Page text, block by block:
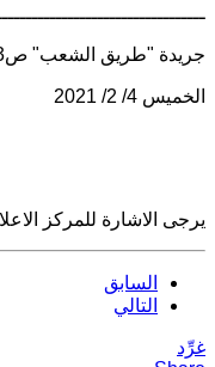
جريدة "طريق الشعب" ص3
الخميس 4/ 2/ 2021
يرجى الاشارة للمركز
السابق
التالي
غرِّد